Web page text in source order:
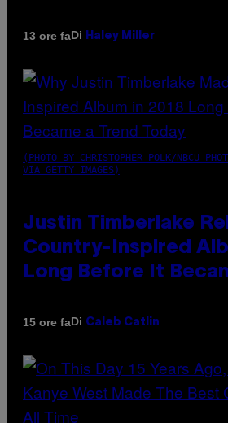
13 ore faDi Haley Miller
(PHOTO BY CHRISTOPHER POLK/NBCU
VIA GETTY IMAGES)
Justin Timberlake
Country-Inspired
Long Before It
15 ore faDi Caleb Catlin